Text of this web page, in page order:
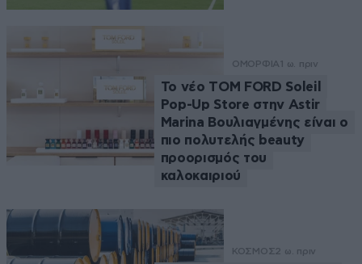
ΟΜΟΡΦΙΑ 1 ω. πριν
Το νέο TOM FORD Soleil
Pop-Up Store στην Astir
Marina Βουλιαγμένης είναι ο
πιο πολυτελής beauty
προορισμός του
καλοκαιριού
ΚΟΣΜΟΣ2 ω. πριν